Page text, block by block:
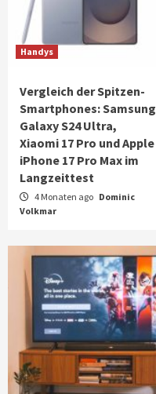
Handys
Vergleich der Spitzen-
Smartphones: Samsung
Galaxy S24 Ultra,
Xiaomi 17 Pro und Apple
iPhone 17 Pro Max im
Langzeittest
4 Monaten ago Dominic
Volkmar